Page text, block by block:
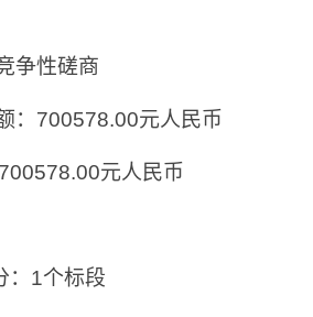
性磋商
700578.00元人民币
元人民币
1个标段